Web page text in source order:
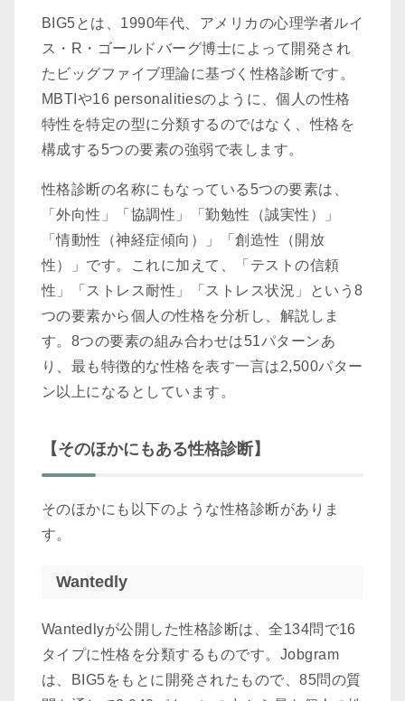
BIG5とは、1990年代、アメリカの心理学者ルイ
ス・R・ゴールドバーグ博士によって開発され
たビッグファイブ理論に基づく性格診断です。
MBTIや16 personalitiesのように、個人の性格
特性を特定の型に分類するのではなく、性格を
構成する5つの要素の強弱で表します。
性格診断の名称にもなっている5つの要素は、
「外向性」「協調性」「勤勉性（誠実性）」
「情動性（神経症傾向）」「創造性（開放
性）」です。これに加えて、「テストの信頼
性」「ストレス耐性」「ストレス状況」という8
つの要素から個人の性格を分析し、解説しま
す。8つの要素の組み合わせは51パターンあ
り、最も特徴的な性格を表す一言は2,500パター
ン以上になるとしています。
【そのほかにもある性格診断】
そのほかにも以下のような性格診断がありま
す。
Wantedly
Wantedlyが公開した性格診断は、全134問で16
タイプに性格を分類するものです。Jobgram
は、BIG5をもとに開発されたもので、85問の質